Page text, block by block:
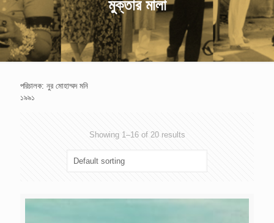
মুক্তার মালা
পরিচালক: নুর মোহাম্মদ মনি
১৯৯১
Showing 1–16 of 20 results